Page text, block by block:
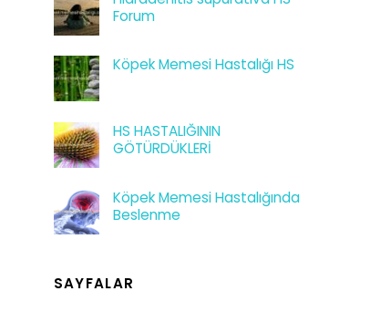
Forum
Köpek Memesi Hastalığı HS
HS HASTALIĞININ
GÖTÜRDÜKLERİ
Köpek Memesi Hastalığında
Beslenme
SAYFALAR